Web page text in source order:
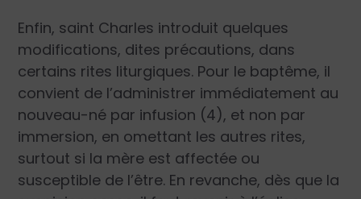
Enfin, saint Charles introduit quelques
modifications, dites précautions, dans
certains rites liturgiques. Pour le baptême, il
convient de l’administrer immédiatement au
nouveau-né par infusion (4), et non par
immersion, en omettant les autres rites,
surtout si la mère est affectée ou
susceptible de l’être. En revanche, dès que la